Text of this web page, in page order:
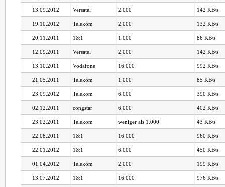
13.09.2012 Versatel 2.000 142 KB/s
19.10.2012 Telekom 2.000 132 KB/s
20.11.2011 1&1 1.000 86 KB/s
12.09.2011 Versatel 2.000 142 KB/s
13.10.2011 Vodafone 16.000 992 KB/s
21.05.2011 Telekom 1.000 85 KB/s
23.09.2012 Telekom 6.000 390 KB/s
02.12.2011 congstar 6.000 402 KB/s
23.02.2011 Telekom weniger als 1.000 43 KB/s
22.08.2011 1&1 16.000 960 KB/s
22.01.2012 1&1 6.000 450 KB/s
01.04.2012 Telekom 2.000 199 KB/s
13.07.2012 1&1 16.000 976 KB/s